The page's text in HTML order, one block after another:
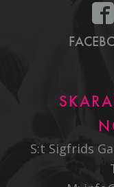
S:t Sigfrids